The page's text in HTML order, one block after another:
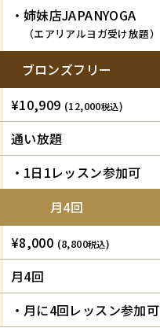
姉妹店JAPANYOGA
（エアリアルヨガ受け放題）
ブロンズフリー
¥10,909 (12,000税込)
通い放題
1日1レッスン参加可
月4回
¥8,000 (8,800税込)
月4回
月に4回レッスン参加可